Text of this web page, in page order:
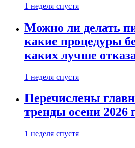
1 неделя спустя
Можно ли делать
какие процедуры
каких лучше
1 неделя спустя
Перечислены
тренды осени 2026
1 неделя спустя